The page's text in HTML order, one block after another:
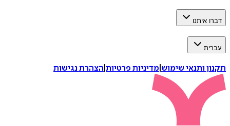
דברו איתנו
עברית
תקנון ותנאי שימוש מדיניות פרטיות הצהרת נגישות